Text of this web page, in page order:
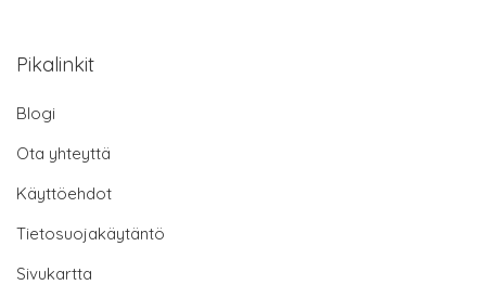
Pikalinkit
Blogi
Ota yhteyttä
Käyttöehdot
Tietosuojakäytäntö
Sivukartta